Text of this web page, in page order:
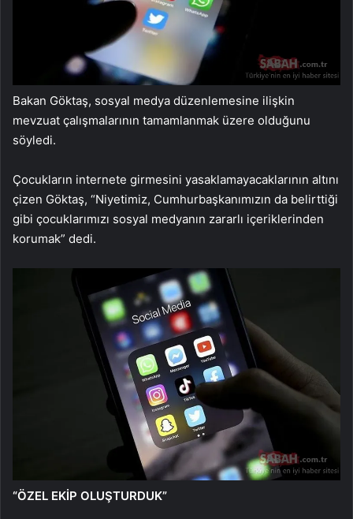
Bakan Göktaş, sosyal medya düzenlemesine ilişkin
mevzuat çalışmalarının tamamlanmak üzere olduğunu
söyledi.
Çocukların internete girmesini yasaklamayacaklarının altını
çizen Göktaş, “Niyetimiz, Cumhurbaşkanımızın da belirttiği
gibi çocuklarımızı sosyal medyanın zararlı içeriklerinden
korumak” dedi.
“ÖZEL EKİP OLUŞTURDUK”